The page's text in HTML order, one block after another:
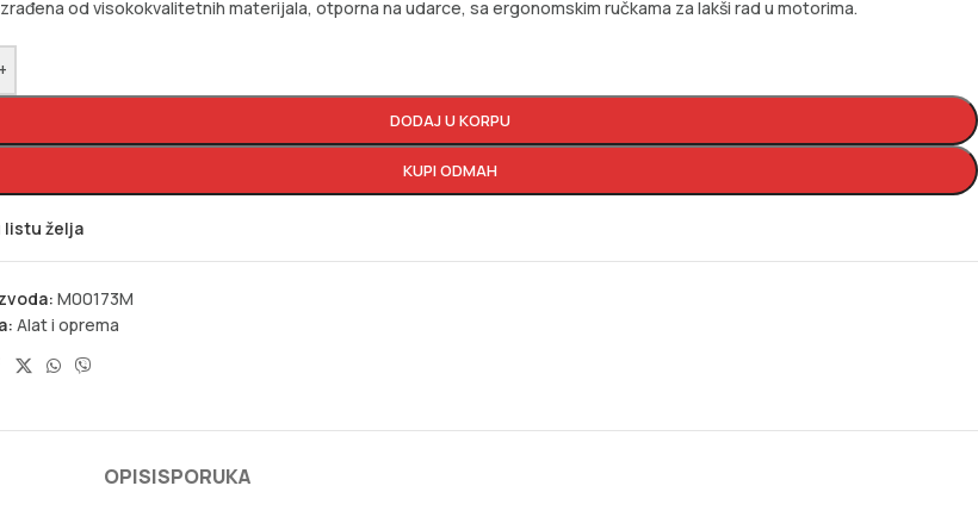
od visokokvalitetnih materijala, otporna na udarce, sa ergonomskim ručkama za lakši rad u motorima.
+
DODAJ U KORPU
KUPI ODMAH
listu želja
M00173M
Alat i oprema
OPISISPORUKA